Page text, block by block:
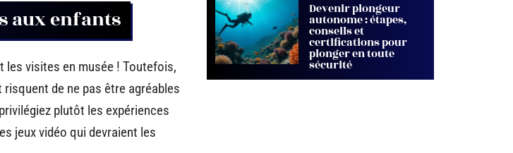
aux enfants
les visites en musée ! Toutefois,
de ne pas être agréables
plutôt les expériences
jeux vidéo qui devraient les
Devenir plongeur
autonome : étapes,
conseils et
certifications pour
plonger en toute
sécurité